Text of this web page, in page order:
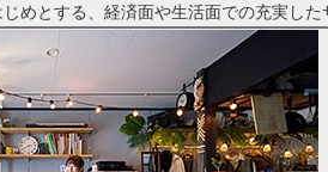
めとする、経済面や生活面での充実し